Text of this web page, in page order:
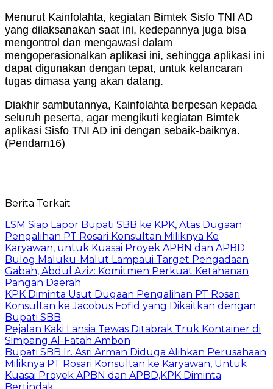
Menurut Kainfolahta, kegiatan Bimtek Sisfo TNI AD
yang dilaksanakan saat ini, kedepannya juga bisa
mengontrol dan mengawasi dalam
mengoperasionalkan aplikasi ini, sehingga aplikasi ini
dapat digunakan dengan tepat, untuk kelancaran
tugas dimasa yang akan datang.
Diakhir sambutannya, Kainfolahta berpesan kepada
seluruh peserta, agar mengikuti kegiatan Bimtek
aplikasi Sisfo TNI AD ini dengan sebaik-baiknya.
(Pendam16)
Berita Terkait
LSM Siap Lapor Bupati SBB ke KPK, Atas Dugaan
Pengalihan PT Rosari Konsultan Miliknya Ke
Karyawan, untuk Kuasai Proyek APBN dan APBD.
Bulog Maluku-Malut Lampaui Target Pengadaan
Gabah, Abdul Aziz: Komitmen Perkuat Ketahanan
Pangan Daerah
KPK Diminta Usut Dugaan Pengalihan PT Rosari
Konsultan ke Jacobus Fofid yang Dikaitkan dengan
Bupati SBB
Pejalan Kaki Lansia Tewas Ditabrak Truk Kontainer di
Simpang Al-Fatah Ambon
Bupati SBB Ir. Asri Arman Diduga Alihkan Perusahaan
Miliknya PT Rosari Konsultan ke Karyawan, Untuk
Kuasai Proyek APBN dan APBD,KPK Diminta